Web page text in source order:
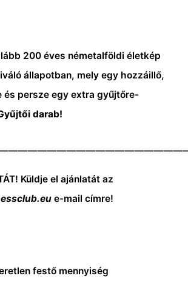
200 éves németalföldi életkép
állapotban, mely egy hozzáillő,
és persze egy extra gyűjtőre-
darab!
Küldje el ajánlatát az
e-mail címre!
festő mennyiség